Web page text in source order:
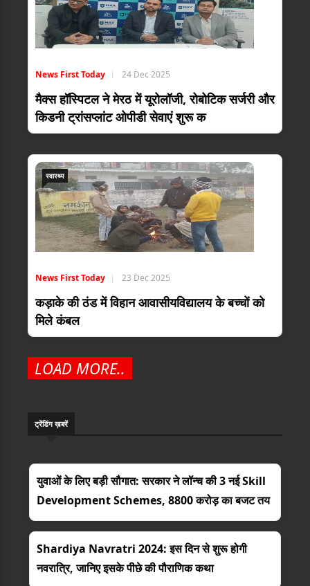
News First Today 24 Dec 2025
मैक्स हॉस्पिटल ने मेरठ में यूरोलॉजी, रोबोटिक सर्जरी और
किडनी ट्रांसप्लांट ओपीडी सेवाएं शुरू क
स्वास्थ्य
News First Today 23 Dec 2025
कड़ाके की ठंड में विहान आवासीयविद्यालय के बच्चों को
मिले कंबल
LOAD MORE..
ट्रेंडिंग ख़बरें
युवाओं के लिए बड़ी सौगात: सरकार ने लॉन्च की 3 नई Skill
Development Schemes, 8800 करोड़ का बजट तय
Shardiya Navratri 2024: इस दिन से शुरू होगी
नवरात्रि, जानिए इसके पीछे की पौराणिक कथा